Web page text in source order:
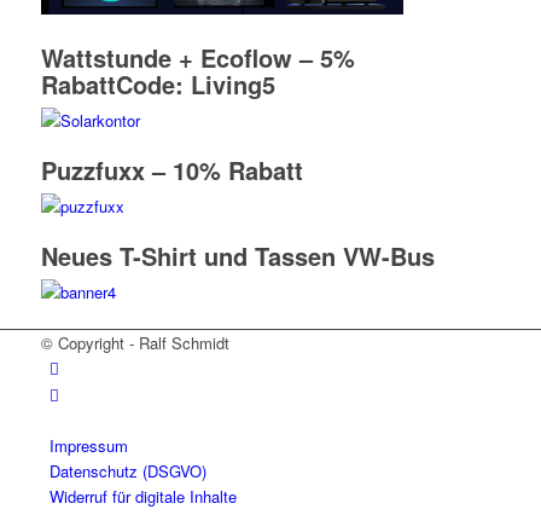
Wattstunde + Ecoflow – 5%
RabattCode: Living5
Puzzfuxx – 10% Rabatt
Neues T-Shirt und Tassen VW-Bus
© Copyright - Ralf Schmidt
Impressum
Datenschutz (DSGVO)
Widerruf für digitale Inhalte